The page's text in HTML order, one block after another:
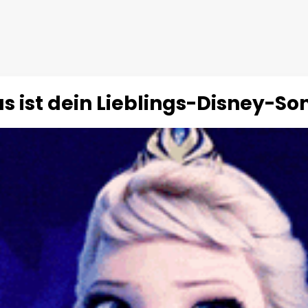
ist dein Lieblings-Disney-